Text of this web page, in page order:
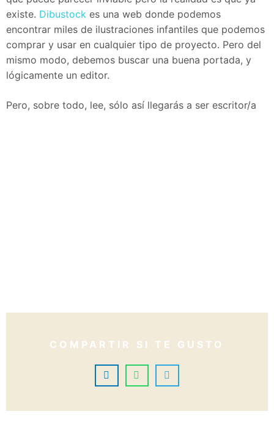
existe. Dibustock es una web donde podemos
encontrar miles de ilustraciones infantiles que podemos
comprar y usar en cualquier tipo de proyecto. Pero del
mismo modo, debemos buscar una buena portada, y
lógicamente un editor.
Pero, sobre todo, lee, sólo así llegarás a ser escritor/a
COMPARTIR SI TE GUSTO